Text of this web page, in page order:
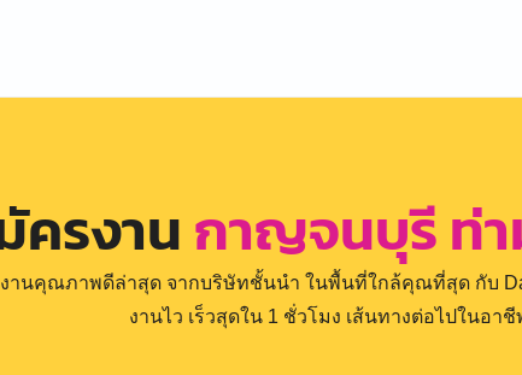
ครงานกาญจนบุรี ท่า
านคุณภาพดีล่าสุด จากบริษัทชั้นนำ ในพื้นที่ใกล้คุณที่สุด กับ
งานไว เร็วสุดใน 1 ชั่วโมง เส้นทางต่อไปในอา